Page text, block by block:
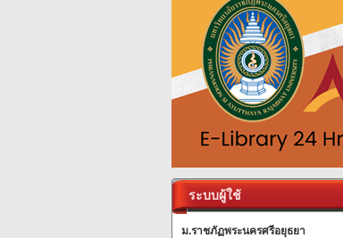
ระบบผู้ใช้
ม.ราชภัฏพระนครศรีอยุธยา